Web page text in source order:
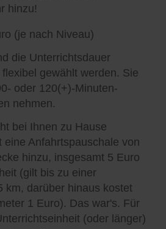
hinzu!
(je nach Niveau)
die Unterrichtsdauer
gewählt werden. Sie
oder 120(+)-Minuten-
nehmen.
bei Ihnen zu Hause
eine Anfahrtspauschale von
hinzu, insgesamt 5 Euro
(gilt bis zu einer
km, darüber hinaus kostet
1 Euro). Das war's. Für
(oder länger)